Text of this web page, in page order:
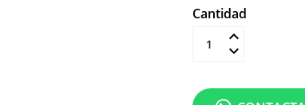
Cantidad